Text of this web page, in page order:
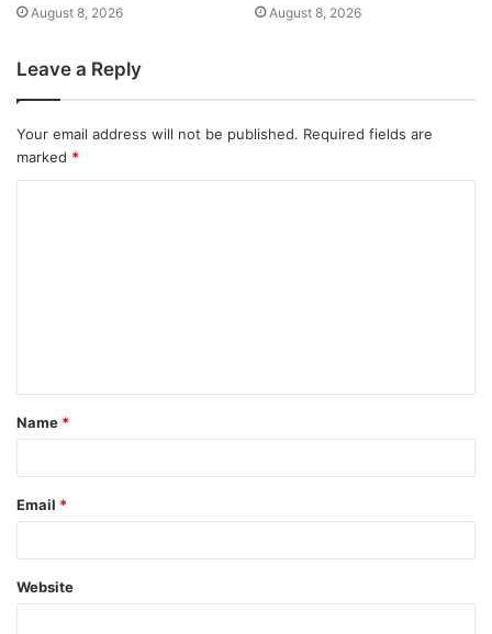
August 8, 2026 August 8, 2026
Leave a Reply
Your email address will not be published. Required fields are
marked *
Name *
Email *
Website